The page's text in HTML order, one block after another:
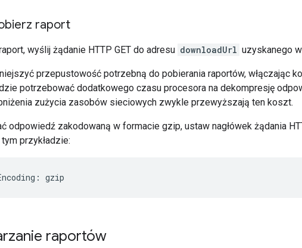
raport
wyślij żądanie HTTP GET do adresu downloadUrl uzyskanego
przepustowość potrzebną do pobierania raportów, włączając
potrzebować dodatkowego czasu procesora na dekompresję
zużycia zasobów sieciowych zwykle przewyższają ten koszt.
odpowiedź zakodowaną w formacie gzip, ustaw nagłówek żądania
tym przykładzie:
gzip
raportów